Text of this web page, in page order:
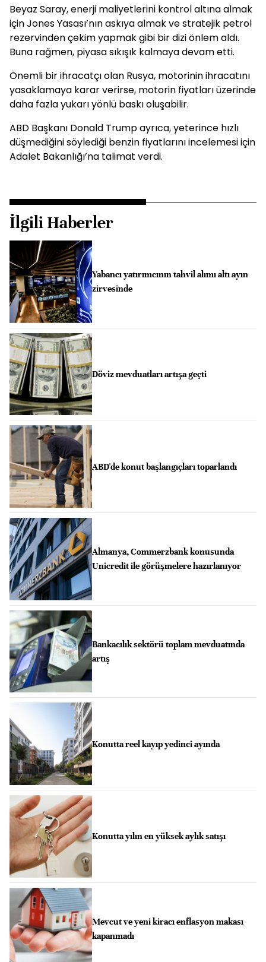
Beyaz Saray, enerji maliyetlerini kontrol altına almak
için Jones Yasası’nın askıya almak ve stratejik petrol
rezervinden çekim yapmak gibi bir dizi önlem aldı.
Buna rağmen, piyasa sıkışık kalmaya devam etti.
Önemli bir ihracatçı olan Rusya, motorinin ihracatını
yasaklamaya karar verirse, motorin fiyatları üzerinde
daha fazla yukarı yönlü baskı oluşabilir.
ABD Başkanı Donald Trump ayrıca, yeterince hızlı
düşmediğini söylediği benzin fiyatlarını incelemesi için
Adalet Bakanlığı’na talimat verdi.
İlgili Haberler
Yabancı yatırımcının tahvil alımı altı ayın
zirvesinde
Döviz mevduatları artışa geçti
ABD'de konut başlangıçları toparlandı
Almanya, Commerzbank konusunda
Unicredit ile görüşmelere hazırlanıyor
Bankacılık sektörü toplam mevduatında
artış
Konutta reel kayıp yedinci ayında
Konutta yılın en yüksek aylık satışı
Mevcut ve yeni kiracı enflasyon makası
kapanmadı